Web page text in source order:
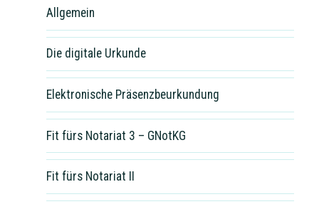
Allgemein
Die digitale Urkunde
Elektronische Präsenzbeurkundung
Fit fürs Notariat 3 – GNotKG
Fit fürs Notariat II